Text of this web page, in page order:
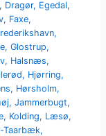
, Dragør, Egedal,
, Faxe,
,
,Glostrup,
, Halsnæs,
, Hjørring,
, Hørsholm,
,Jammerbugt,
, Kolding, Læsø,
Taarbæk,